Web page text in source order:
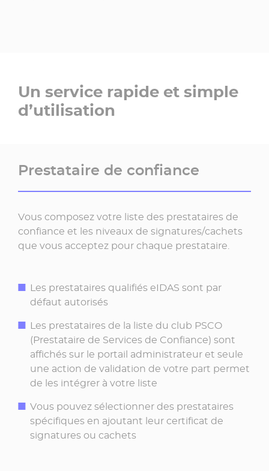
Un service rapide et simple
d’utilisation
Prestataire de confiance
Vous composez votre liste des prestataires de
confiance et les niveaux de signatures/cachets
que vous acceptez pour chaque prestataire.
Les prestataires qualifiés eIDAS sont par
défaut autorisés
Les prestataires de la liste du club PSCO
(Prestataire de Services de Confiance) sont
affichés sur le portail administrateur et seule
une action de validation de votre part permet
de les intégrer à votre liste
Vous pouvez sélectionner des prestataires
spécifiques en ajoutant leur certificat de
signatures ou cachets